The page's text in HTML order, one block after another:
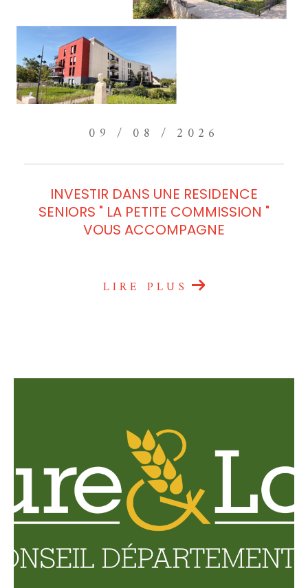
09 / 08 / 2026
INVESTIR DANS UNE RESIDENCE
SENIORS " LA PETITE COMMISSION "
VOUS ACCOMPAGNE
LIRE PLUS